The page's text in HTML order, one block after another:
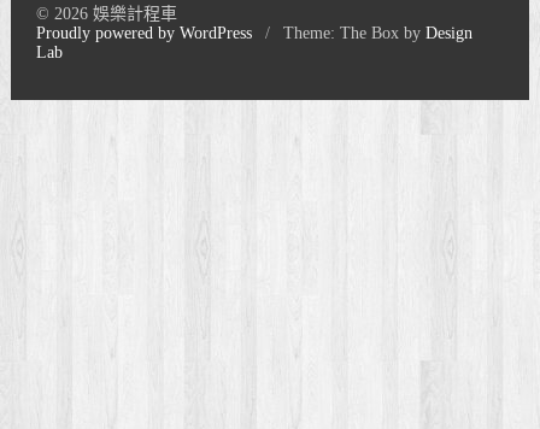
© 2026 娛樂計程車
Proudly powered by WordPress
/ Theme: The Box byDesign
Lab